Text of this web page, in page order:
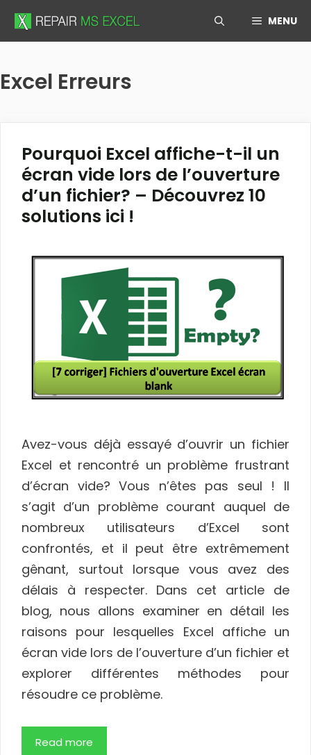
Skip
MENU
Excel Erreurs
Pourquoi Excel affiche-t-il un
écran vide lors de l’ouverture
d’un fichier? – Découvrez 10
solutions ici !
Avez-vous déjà essayé d’ouvrir un fichier
Excel et rencontré un problème frustrant
d’écran vide? Vous n’êtes pas seul ! Il
s’agit d’un problème courant auquel de
nombreux utilisateurs d’Excel sont
confrontés, et il peut être extrêmement
gênant, surtout lorsque vous avez des
délais à respecter. Dans cet article de
blog, nous allons examiner en détail les
raisons pour lesquelles Excel affiche un
écran vide lors de l’ouverture d’un fichier et
explorer différentes méthodes pour
résoudre ce problème.
Read more